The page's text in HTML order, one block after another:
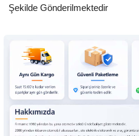
Şekilde Gönderilmektedir